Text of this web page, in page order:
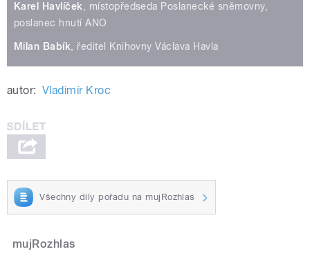
Karel Havlíček, místopředseda Poslanecké sněmovny,
poslanec hnutí ANO
Milan Babík, ředitel Knihovny Václava Havla
autor: Vladimír Kroc
Všechny díly pořadu na mujRozhlas
mujRozhlas